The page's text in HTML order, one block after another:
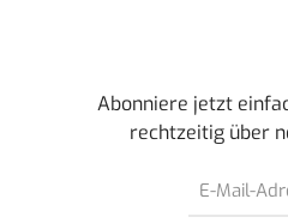
Abonniere jetzt
rechtzeitig über